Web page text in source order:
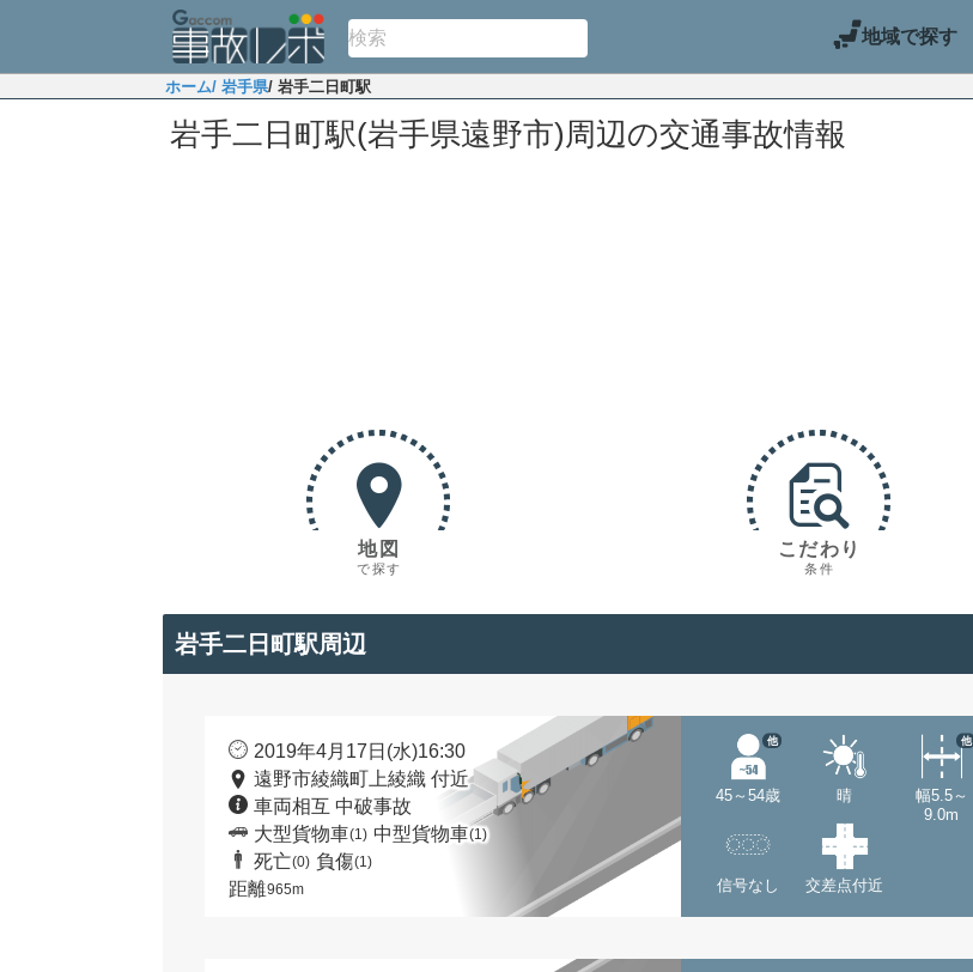
地域で探す
ホーム/ 岩手県/ 岩手二日町駅
岩手二日町駅(岩手県遠野市)周辺の交通事故情報
地図
で探す
こだわり
条件
岩手二日町駅周辺
2019年4月17日(水)16:30
遠野市綾織町上綾織 付近
車両相互 中破事故
大型貨物車(1) 中型貨物車(1)
死亡(0) 負傷(1)
距離965m
45～54歳
他
晴
幅5.5～
9.0m
他
信号なし 交差点付近